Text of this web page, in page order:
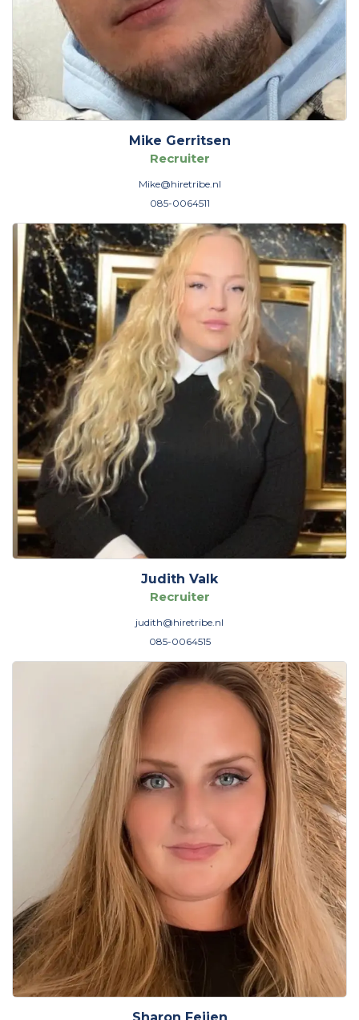
Mike Gerritsen
Recruiter
Mike@hiretribe.nl
085-0064511
Judith Valk
Recruiter
judith@hiretribe.nl
085-0064515